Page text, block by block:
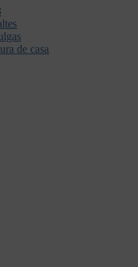
de casa